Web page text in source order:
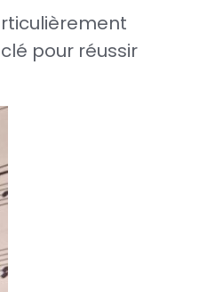
pour réussir